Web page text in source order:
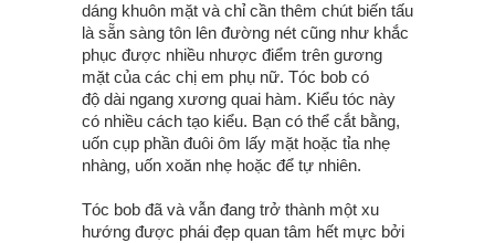
dáng khuôn mặt và chỉ cần thêm chút biến tấu
là sẵn sàng tôn lên đường nét cũng như khắc
phục được nhiều nhược điểm trên gương
mặt của các chị em phụ nữ. Tóc bob có
độ dài ngang xương quai hàm. Kiểu tóc này
có nhiều cách tạo kiểu. Bạn có thể cắt bằng,
uốn cụp phần đuôi ôm lấy mặt hoặc tỉa nhẹ
nhàng, uốn xoăn nhẹ hoặc để tự nhiên.
Tóc bob đã và vẫn đang trở thành một xu
hướng được phái đẹp quan tâm hết mực bởi